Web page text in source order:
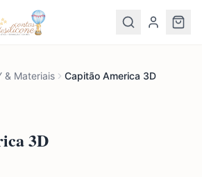
& Materiais Capitão America 3D
3D